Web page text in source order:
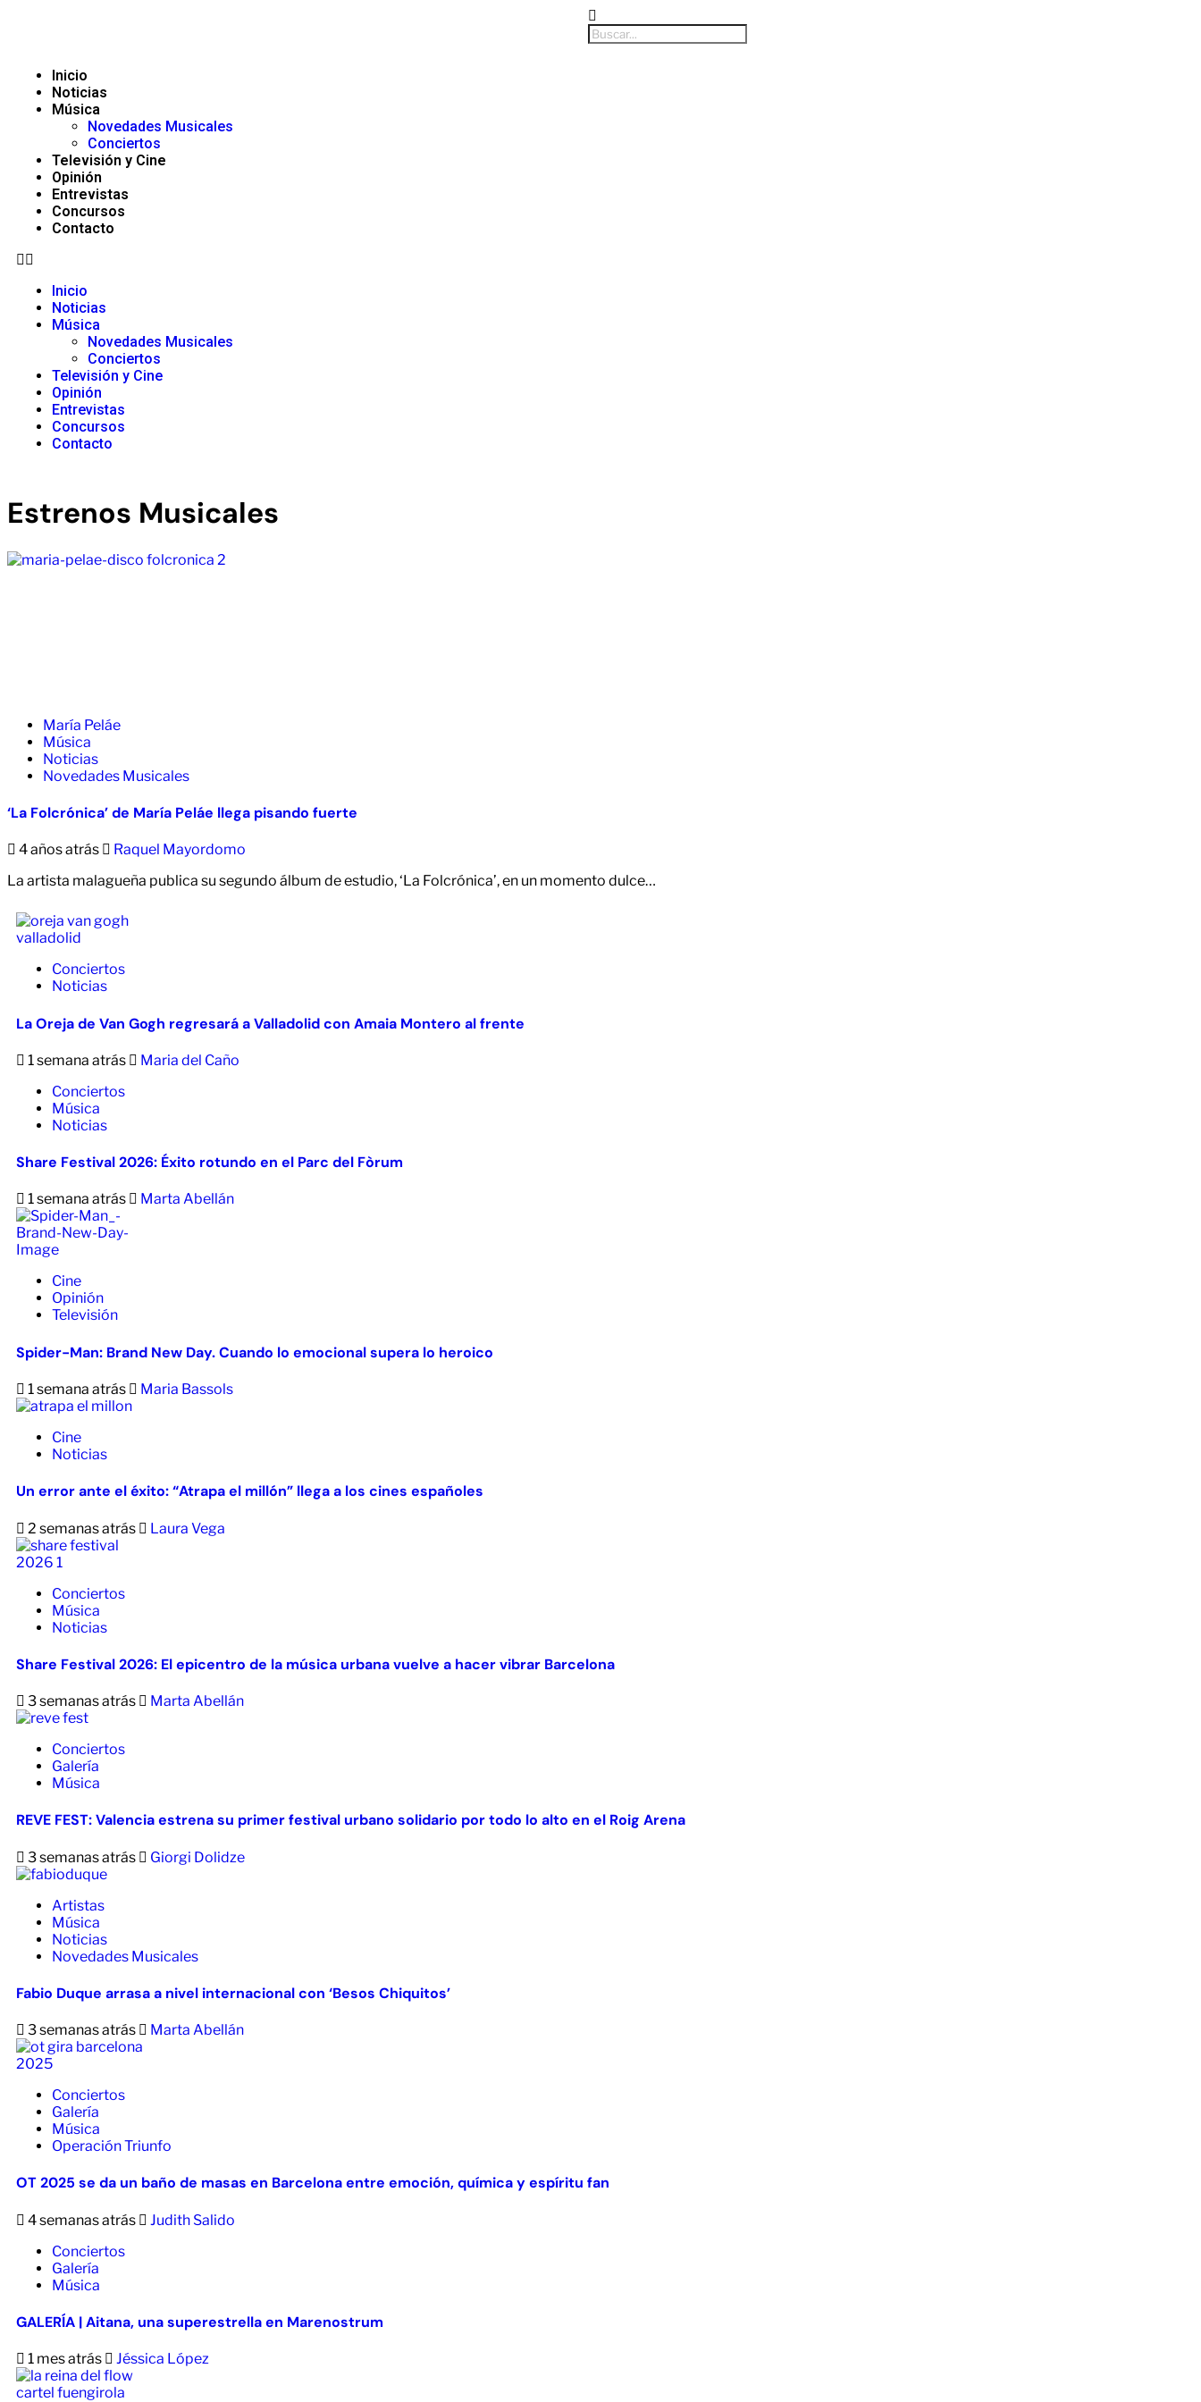
Inicio
Noticias
Música
Novedades Musicales
Conciertos
Televisión y Cine
Opinión
Entrevistas
Concursos
Contacto
Inicio
Noticias
Música
Novedades Musicales
Conciertos
Televisión y Cine
Opinión
Entrevistas
Concursos
Contacto
Estrenos Musicales
María Peláe
Música
Noticias
Novedades Musicales
‘La Folcrónica’ de María Peláe llega pisando fuerte
4 años atrás
Raquel Mayordomo
La artista malagueña publica su segundo álbum de estudio, ‘La Folcrónica’, en un momento dulce…
Conciertos
Noticias
La Oreja de Van Gogh regresará a Valladolid con Amaia Montero al frente
1 semana atrás
Maria del Caño
Conciertos
Música
Noticias
Share Festival 2026: Éxito rotundo en el Parc del Fòrum
1 semana atrás Marta Abellán
Cine
Opinión
Televisión
Spider-Man: Brand New Day. Cuando lo emocional supera lo heroico
1 semana atrás Maria Bassols
Cine
Noticias
Un error ante el éxito: “Atrapa el millón” llega a los cines españoles
2 semanas atrás Laura Vega
Conciertos
Música
Noticias
Share Festival 2026: El epicentro de la música urbana vuelve a hacer vibrar Barcelona
3 semanas atrás Marta Abellán
Conciertos
Galería
Música
REVE FEST: Valencia estrena su primer festival urbano solidario por todo lo alto en el Roig Arena
3 semanas atrás Giorgi Dolidze
Artistas
Música
Noticias
Novedades Musicales
Fabio Duque arrasa a nivel internacional con ‘Besos Chiquitos’
3 semanas atrás Marta Abellán
Conciertos
Galería
Música
Operación Triunfo
OT 2025 se da un baño de masas en Barcelona entre emoción, química y espíritu fan
4 semanas atrás
Judith Salido
Conciertos
Galería
Música
GALERÍA | Aitana, una superestrella en Marenostrum
1 mes atrás Jéssica López